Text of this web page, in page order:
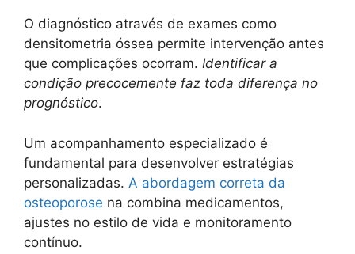
O diagnóstico através de exames como
densitometria óssea permite intervenção antes
que complicações ocorram. Identificar a
condição precocemente faz toda diferença no
prognóstico.
Um acompanhamento especializado é
fundamental para desenvolver estratégias
personalizadas. A abordagem correta da
osteoporose na combina medicamentos,
ajustes no estilo de vida e monitoramento
contínuo.